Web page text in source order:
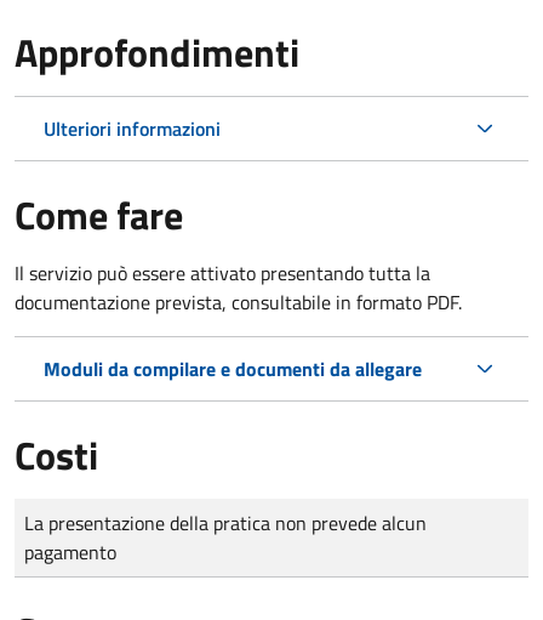
Approfondimenti
Ulteriori informazioni
Come fare
Il servizio può essere attivato presentando tutta la
documentazione prevista, consultabile in formato PDF.
Moduli da compilare e documenti da allegare
Costi
Tipo di pagamento
Importo
La presentazione della pratica non prevede alcun
pagamento